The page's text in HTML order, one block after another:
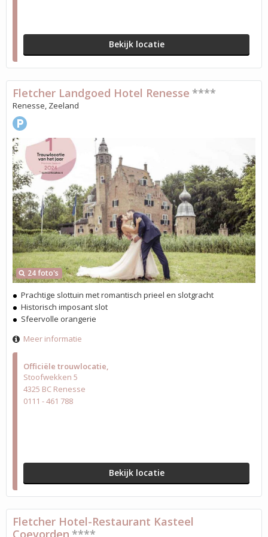
Bekijk locatie
Officiële trouwlocatie
Stoofwekken 5
4325 BC Renesse
0111 - 461 788
Bekijk locatie
24 foto's
Fletcher Landgoed Hotel Renesse ****
Renesse, Zeeland
Prachtige slottuin met romantisch prieel en slotgracht
Historisch imposant slot
Sfeervolle orangerie
Meer informatie
Fletcher Hotel-Restaurant Kasteel